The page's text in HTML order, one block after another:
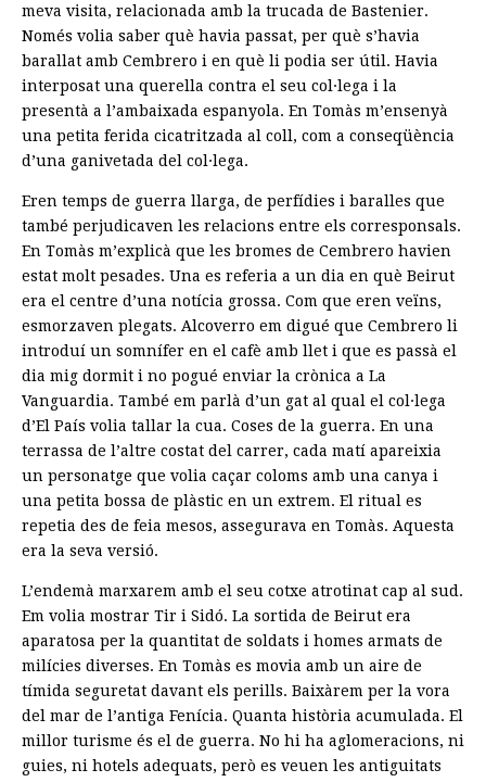
meva visita, relacionada amb la trucada de Bastenier.
Només volia saber què havia passat, per què s’havia
barallat amb Cembrero i en què li podia ser útil. Havia
interposat una querella contra el seu col·lega i la
presentà a l’ambaixada espanyola. En Tomàs m’ensenyà
una petita ferida cicatritzada al coll, com a conseqüència
d’una ganivetada del col·lega.
Eren temps de guerra llarga, de perfídies i baralles que
també perjudicaven les relacions entre els corresponsals.
En Tomàs m’explicà que les bromes de Cembrero havien
estat molt pesades. Una es referia a un dia en què Beirut
era el centre d’una notícia grossa. Com que eren veïns,
esmorzaven plegats. Alcoverro em digué que Cembrero li
introduí un somnífer en el cafè amb llet i que es passà el
dia mig dormit i no pogué enviar la crònica a La
Vanguardia. També em parlà d’un gat al qual el col·lega
d’El País volia tallar la cua. Coses de la guerra. En una
terrassa de l’altre costat del carrer, cada matí apareixia
un personatge que volia caçar coloms amb una canya i
una petita bossa de plàstic en un extrem. El ritual es
repetia des de feia mesos, assegurava en Tomàs. Aquesta
era la seva versió.
L’endemà marxarem amb el seu cotxe atrotinat cap al sud.
Em volia mostrar Tir i Sidó. La sortida de Beirut era
aparatosa per la quantitat de soldats i homes armats de
milícies diverses. En Tomàs es movia amb un aire de
tímida seguretat davant els perills. Baixàrem per la vora
del mar de l’antiga Fenícia. Quanta història acumulada. El
millor turisme és el de guerra. No hi ha aglomeracions, ni
guies, ni hotels adequats, però es veuen les antiguitats